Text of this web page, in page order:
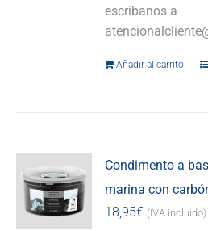
escríbanos a
Añadir al carrito
Condimento a
marina con
18,95€ (IVA incluido)